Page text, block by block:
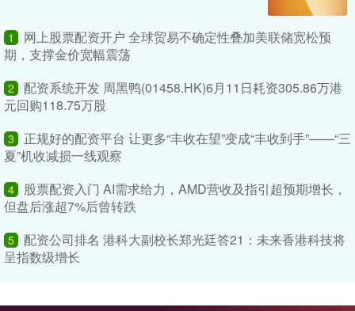
1
网上股票配资开户 全球贸易不确定性叠加美联储宽松预
期，支撑金价宽幅震荡
2
配资系统开发 周黑鸭(01458.HK)6月11日耗资305.86万港
元回购118.75万股
3
正规好的配资平台 让更多“丰收在望”变成“丰收到手”——“三
夏”机收减损一线观察
4
股票配资入门 AI需求给力，AMD营收及指引超预期增长，
但盘后涨超7%后曾转跌
5
配资公司排名 港科大副校长郑光廷答21：未来香港科技将
呈指数级增长